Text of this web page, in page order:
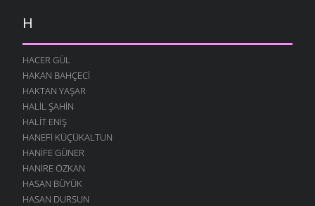
H
HACER GÜL
HAKAN BAHÇECI
HAKTAN YAŞAR
HALIL ŞAHIN
HALIT ENIŞ
HANEFI KÜÇÜKALTUN
HANIFE GÜNER
HANIRE ÖZKAN
HASAN BÜYÜK
HASAN DURSUN